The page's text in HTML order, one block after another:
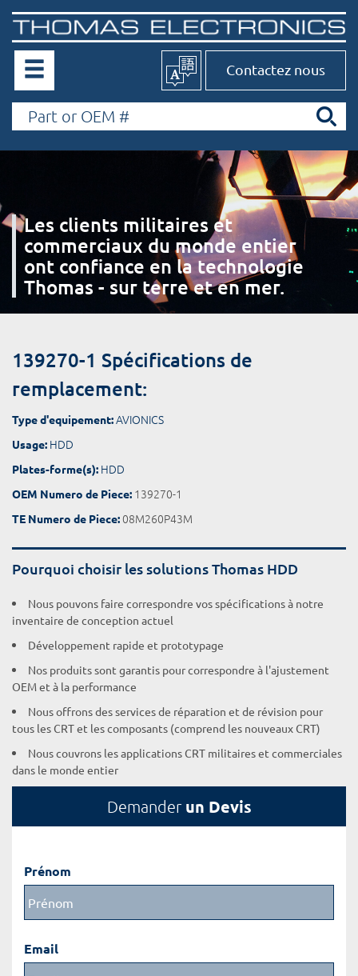
Contactez nous
Les clients militaires et
commerciaux du monde entier
ont confiance en la technologie
Thomas - sur terre et en mer.
139270-1 Spécifications de
remplacement:
Type d'equipement:AVIONICS
Usage: HDD
Plates-forme(s): HDD
OEM Numero de Piece: 139270-1
TE Numero de Piece:08M260P43M
Pourquoi choisir les solutions Thomas HDD
Nous pouvons faire correspondre vos spécifications à notre
inventaire de conception actuel
Développement rapide et prototypage
Nos produits sont garantis pour correspondre à l'ajustement
OEM et à la performance
Nous offrons des services de réparation et de révision pour
tous les CRT et les composants (comprend les nouveaux CRT)
Nous couvrons les applications CRT militaires et commerciales
dans le monde entier
Demander un Devis
Prénom
Email